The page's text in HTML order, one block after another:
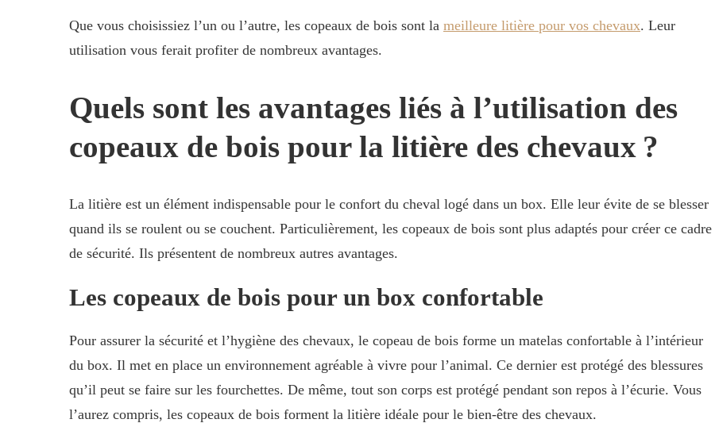
Que vous choisissiez l’un ou l’autre, les copeaux de bois sont la meilleure litière pour vos chevaux. Leur
utilisation vous ferait profiter de nombreux avantages.
Quels sont les avantages liés à l’utilisation des
copeaux de bois pour la litière des chevaux ?
La litière est un élément indispensable pour le confort du cheval logé dans un box. Elle leur évite de se blesser
quand ils se roulent ou se couchent. Particulièrement, les copeaux de bois sont plus adaptés pour créer ce cadre
de sécurité. Ils présentent de nombreux autres avantages.
Les copeaux de bois pour un box confortable
Pour assurer la sécurité et l’hygiène des chevaux, le copeau de bois forme un matelas confortable à l’intérieur
du box. Il met en place un environnement agréable à vivre pour l’animal. Ce dernier est protégé des blessures
qu’il peut se faire sur les fourchettes. De même, tout son corps est protégé pendant son repos à l’écurie. Vous
l’aurez compris, les copeaux de bois forment la litière idéale pour le bien-être des chevaux.